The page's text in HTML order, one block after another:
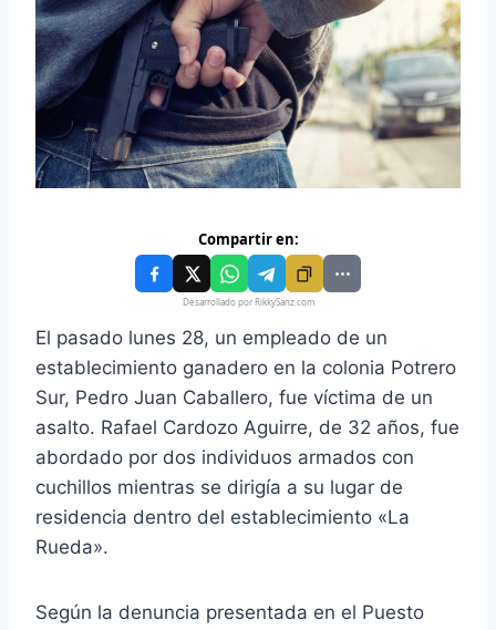
Compartir en:
Desarrollado por RikkySanz.com
El pasado lunes 28, un empleado de un
establecimiento ganadero en la colonia Potrero
Sur, Pedro Juan Caballero, fue víctima de un
asalto. Rafael Cardozo Aguirre, de 32 años, fue
abordado por dos individuos armados con
cuchillos mientras se dirigía a su lugar de
residencia dentro del establecimiento «La
Rueda».
Según la denuncia presentada en el Puesto